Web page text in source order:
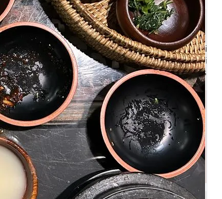
Póngase en contacto
la historia de nuestro delicioso kimchi o necesita
se elabora con esmero aquí, en Mallorca, y nos
por teléfono o correo electrónico. Estaremos